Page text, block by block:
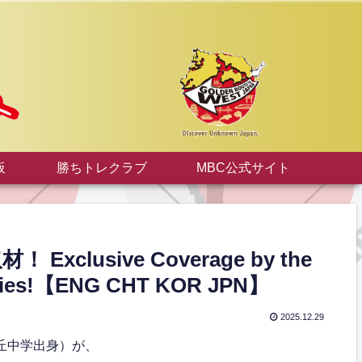
勝ちトレクラブ MBC公式サイト
！ Exclusive Coverage by the
【ENG CHT KOR JPN】
2025.12.29
学出身）が、